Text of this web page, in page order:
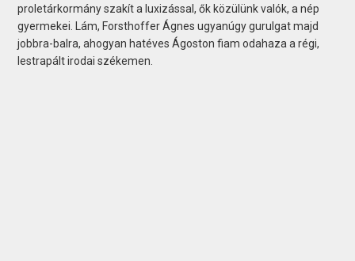
proletárkormány szakít a luxizással, ők közülünk valók, a nép
gyermekei. Lám, Forsthoffer Ágnes ugyanúgy gurulgat majd
jobbra-balra, ahogyan hatéves Ágoston fiam odahaza a régi,
lestrapált irodai székemen.